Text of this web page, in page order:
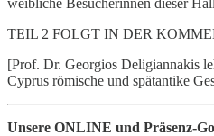
TEIL 2 FOLGT IN DER
[Prof. Dr. Georgios Deligiannakis
Cyprus römische und spätantike
Unsere ONLINE und Präsenz-